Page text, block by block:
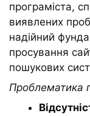
програміста,
виявлених
надійний
просування
пошукових
Проблематика